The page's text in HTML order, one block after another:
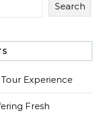
Search
Experience
Fresh